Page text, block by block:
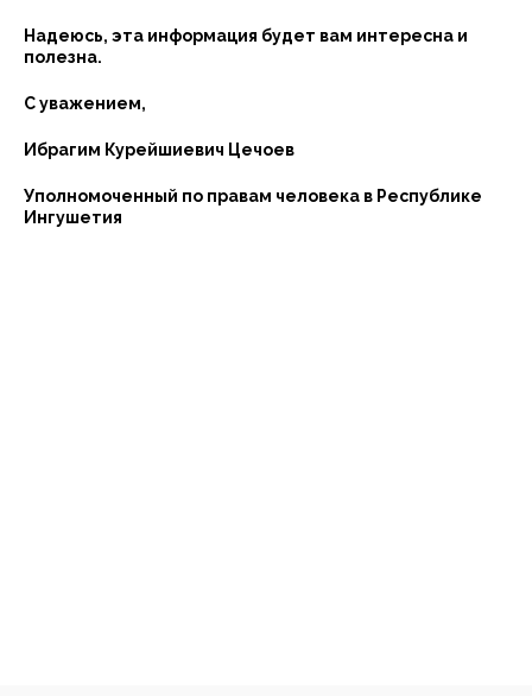
Надеюсь, эта информация будет вам интересна и
полезна.
С уважением,
Ибрагим Курейшиевич Цечоев
Уполномоченный по правам человека в Республике
Ингушетия